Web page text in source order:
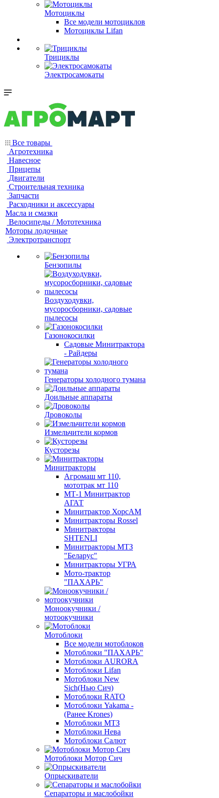
Мотоциклы
Все модели мотоциклов
Мотоциклы Lifan
Трициклы
Электросамокаты
Все товары
Агротехника
Навесное
Прицепы
Двигатели
Строительная техника
Запчасти
Расходники и аксессуары
Масла и смазки
Велосипеды / Мототехника
Моторы лодочные
Электротранспорт
Бензопилы
Воздуходувки,
мусоросборники, cадовые
пылесосы
Газонокосилки
Садовые Минитрактора
- Райдеры
Генераторы холодного тумана
Доильные аппараты
Дровоколы
Измельчители кормов
Кусторезы
Минитракторы
Агромаш мт 110,
мототрак мт 110
МТ-1 Минитрактор
АГАТ
Минитрактор ХорсАМ
Минитракторы Rossel
Минитракторы
SHTENLI
Минитракторы МТЗ
"Беларус"
Минитракторы УГРА
Мото-трактор
"ПАХАРЬ"
Моноокучники /
мотоокучники
Мотоблоки
Все модели мотоблоков
Мотоблоки "ПАХАРЬ"
Мотоблоки AURORA
Мотоблоки Lifan
Мотоблоки New
Sich(Нью Сич)
Мотоблоки RATO
Мотоблоки Yakama -
(Ранее Krones)
Мотоблоки МТЗ
Мотоблоки Нева
Мотоблоки Салют
Мотоблоки Мотор Сич
Опрыскиватели
Сепараторы и маслобойки